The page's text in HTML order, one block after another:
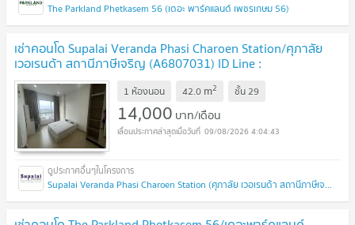
The Parkland Phetkasem 56 (เดอะ พาร์คแลนด์ เพชรเกษม 56)
เช่าคอนโด Supalai Veranda Phasi Charoen Station/ศุภาลัย
เวอเรนด้า สถานีภาษีเจริญ (A6807031) ID Line :
@rent24
1 ห้องนอน 42.0 m2 ชั้น29
14,000 บาท/เดือน
09/08/2026 4:04:43
Supalai Veranda Phasi Charoen Station (ศุภาลัย เวอเรนด้า สถานีภาษีเจริญ)